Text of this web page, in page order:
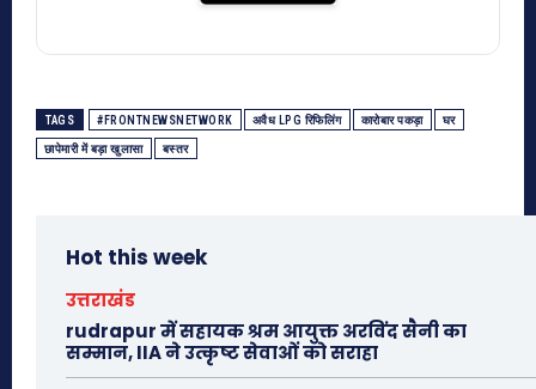
TAGS #FRONTNEWSNETWORK अवैध LPG रिफिलिंग कारोबार पकड़ा घर
छापेमारी में बड़ा खुलासा बस्तर
Hot this week
उत्तराखंड
rudrapur में सहायक श्रम आयुक्त अरविंद सैनी का
सम्मान, IIA ने उत्कृष्ट सेवाओं को सराहा